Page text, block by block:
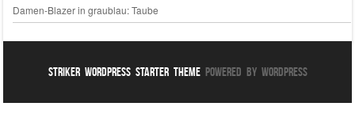
Damen-Blazer in graublau: Taube
Striker WordPress Starter ThemePowered By WordPress